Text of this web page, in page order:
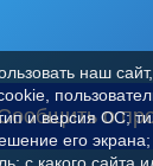
о
наш
и версия ОС;
его